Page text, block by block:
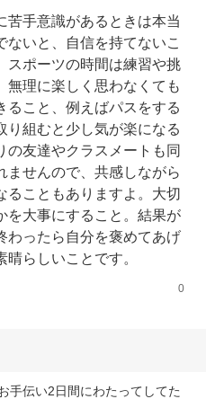
苦手意識があるときは本当
ないと、自信を持てないこ
スポーツの時間は練習や挑
無理に楽しく思わなくても
ること、例えばパスをする
り組むと少し気が楽になる
の友達やクラスメートも同
ませんので、共感しながら
ることもありますよ。大切
を大事にすること。結果が
わったら自分を褒めてあげ
らしいことです。
0
手伝い2日間にわたってしてた